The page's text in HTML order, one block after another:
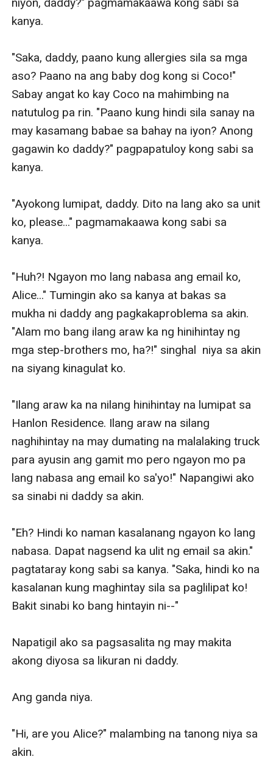
kanya.
"Saka, daddy, paano kung allergies sila sa mga
aso? Paano na ang baby dog kong si Coco!"
Sabay angat ko kay Coco na mahimbing na
natutulog pa rin. "Paano kung hindi sila sanay na
may kasamang babae sa bahay na iyon? Anong
gagawin ko daddy?" pagpapatuloy kong sabi sa
kanya.
"Ayokong lumipat, daddy. Dito na lang ako sa unit
ko, please..." pagmamakaawa kong sabi sa
kanya.
"Huh?! Ngayon mo lang nabasa ang email ko,
Alice..." Tumingin ako sa kanya at bakas sa
mukha ni daddy ang pagkakaproblema sa akin.
"Alam mo bang ilang araw ka ng hinihintay ng
mga step-brothers mo, ha?!" singhal  niya sa akin
na siyang kinagulat ko.
"Ilang araw ka na nilang hinihintay na lumipat sa
Hanlon Residence. Ilang araw na silang
naghihintay na may dumating na malalaking truck
para ayusin ang gamit mo pero ngayon mo pa
lang nabasa ang email ko sa'yo!" Napangiwi ako
sa sinabi ni daddy sa akin.
"Eh? Hindi ko naman kasalanang ngayon ko lang
nabasa. Dapat nagsend ka ulit ng email sa akin."
pagtataray kong sabi sa kanya. "Saka, hindi ko na
kasalanan kung maghintay sila sa paglilipat ko!
Bakit sinabi ko bang hintayin ni--"
Napatigil ako sa pagsasalita ng may makita
akong diyosa sa likuran ni daddy.
Ang ganda niya.
"Hi, are you Alice?" malambing na tanong niya sa
akin.